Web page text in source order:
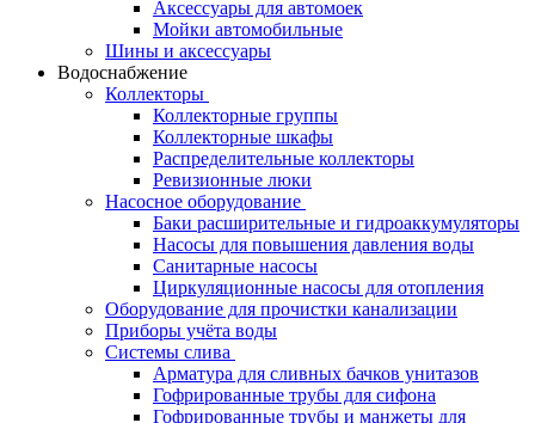
Аксессуары для автомоек
Мойки автомобильные
Шины и аксессуары
Водоснабжение
Коллекторы
Коллекторные группы
Коллекторные шкафы
Распределительные коллекторы
Ревизионные люки
Насосное оборудование
Баки расширительные и гидроаккумуляторы
Насосы для повышения давления воды
Санитарные насосы
Циркуляционные насосы для отопления
Оборудование для прочистки канализации
Приборы учёта воды
Системы слива
Арматура для сливных бачков унитазов
Гофрированные трубы для сифона
Гофрированные трубы и манжеты для